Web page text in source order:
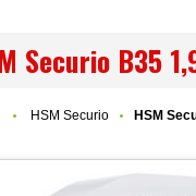
Securio B35
HSM Securio HSM